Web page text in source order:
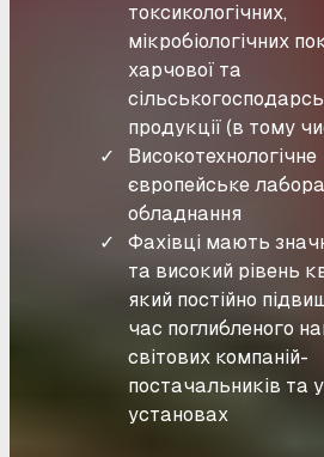
токсикологічних,
мікробіологічних
харчової та
продукції (в тому
Високотехнологічне
європейське
обладнання
Фахівці мають
та високий рівень
який постійно
час поглибленого
світових компаній-
постачальників та
установах